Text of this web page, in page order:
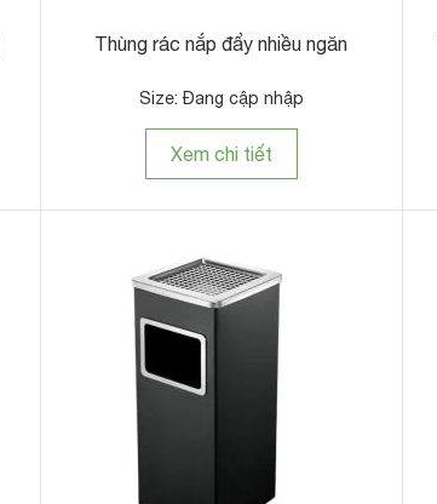
Thùng rác nắp đẩy nhiều ngăn
Size: Đang cập nhập
Xem chi tiết